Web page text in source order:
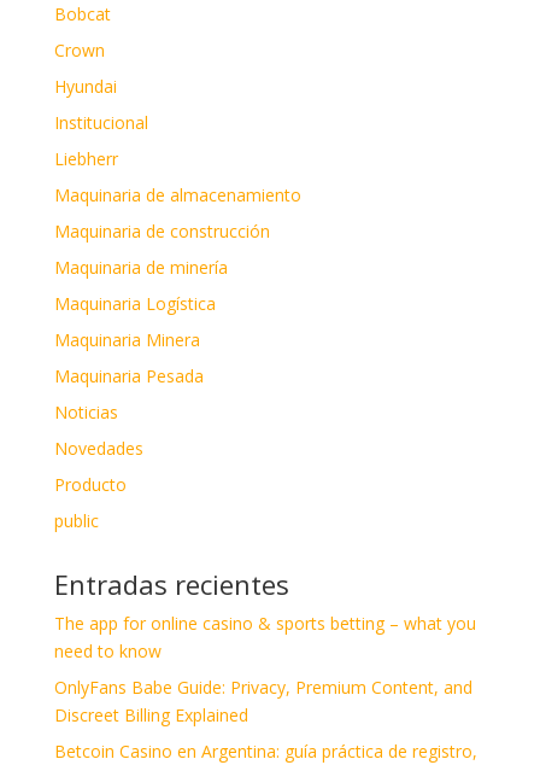
Bobcat
Crown
Hyundai
Institucional
Liebherr
Maquinaria de almacenamiento
Maquinaria de construcción
Maquinaria de minería
Maquinaria Logística
Maquinaria Minera
Maquinaria Pesada
Noticias
Novedades
Producto
public
Entradas recientes
The app for online casino & sports betting – what you
need to know
OnlyFans Babe Guide: Privacy, Premium Content, and
Discreet Billing Explained
Betcoin Casino en Argentina: guía práctica de registro,